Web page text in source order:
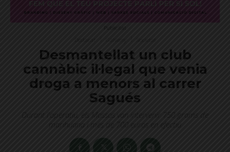
Publicitat
Desmantellat un club
cannàbic il·legal que venia
droga a menors al carrer
Sagués
Durant l'operatiu, els Mossos van intervenir 750 grams de
marihuana i més de 700 euros en efectiu